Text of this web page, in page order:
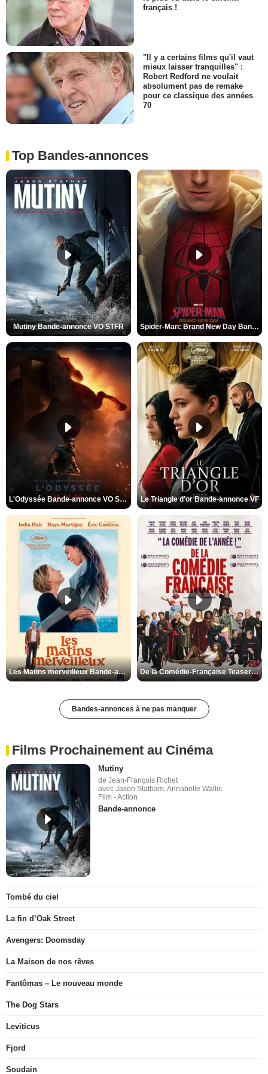
français !
"Il y a certains films qu'il vaut
mieux laisser tranquilles" :
Robert Redford ne voulait
absolument pas de remake
pour ce classique des années
70
Top Bandes-annonces
Mutiny Bande-annonce VO STFR Spider-Man: Brand New Day Bande-annonce VO STFR
L'Odyssée Bande-annonce VO STFR Le Triangle d'or Bande-annonce VF
Les Matins merveilleux Bande-annonce VF De la Comédie-Française Teaser VF
Bandes-annonces à ne pas manquer
Films Prochainement au Cinéma
Mutiny
de Jean-François Richet
avec Jason Statham, Annabelle Wallis
Film - Action
Bande-annonce
Tombé du ciel
La fin d’Oak Street
Avengers: Doomsday
La Maison de nos rêves
Fantômas – Le nouveau monde
The Dog Stars
Leviticus
Fjord
Soudain